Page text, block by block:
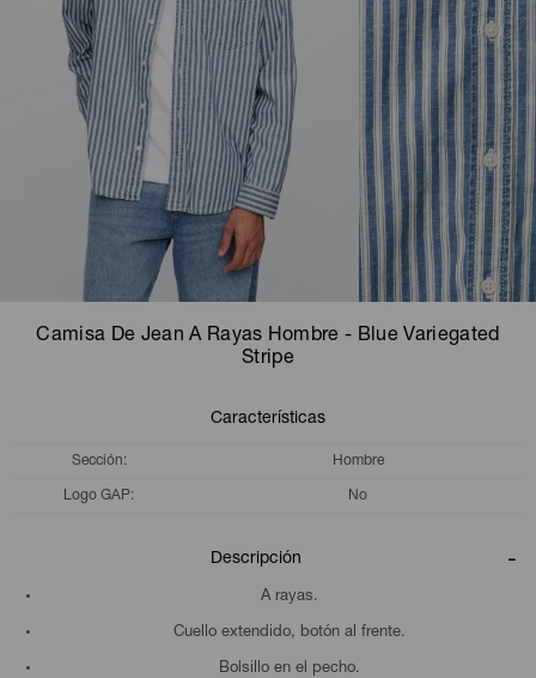
Camisa De Jean A Rayas Hombre - Blue Variegated
Stripe
Características
Sección Hombre
Logo GAP No
Descripción
A rayas.
Cuello extendido, botón al frente.
Bolsillo en el pecho.
Camperas
Musculosas
Shorts
Vestidos y polleras
Pijamas
Calzas
Camperas
Chalecos
Shorts
Ropa interior
Camperas
Chalecos
Ropa interior
Pijamas
Camperas
Pijamas
Sets